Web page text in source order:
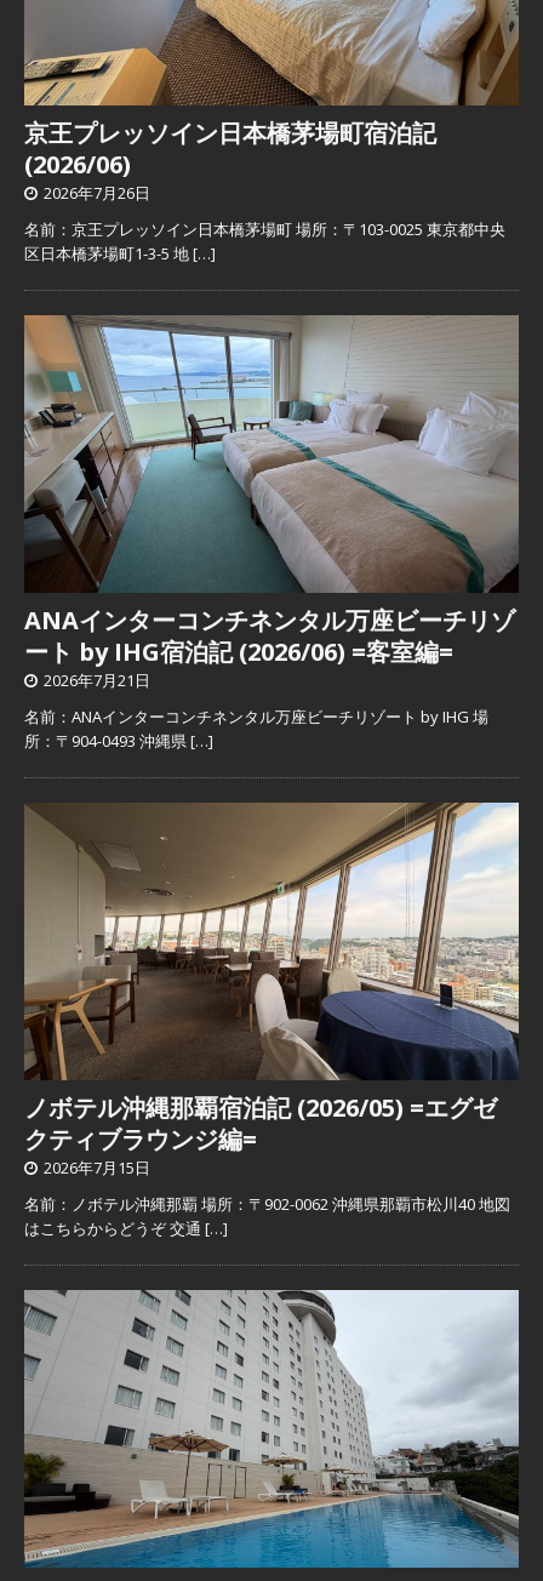
京王プレッソイン日本橋茅場町宿泊記
(2026/06)
2026年7月26日
名前：京王プレッソイン日本橋茅場町 場所：〒103-0025 東京都中央
区日本橋茅場町1-3-5 地[…]
ANAインターコンチネンタル万座ビーチリゾ
ート by IHG宿泊記 (2026/06) =客室編=
2026年7月21日
名前：ANAインターコンチネンタル万座ビーチリゾート by IHG 場
所：〒904-0493 沖縄県[…]
ノボテル沖縄那覇宿泊記 (2026/05) =エグゼ
クティブラウンジ編=
2026年7月15日
名前：ノボテル沖縄那覇 場所：〒902-0062 沖縄県那覇市松川40 地図
はこちらからどうぞ 交通 […]